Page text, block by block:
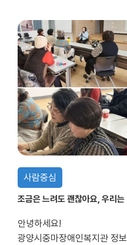
사람중심
조금은 느려도 괜찮아요, 우리
안녕하세요!
광양시중마장애인복지관 정